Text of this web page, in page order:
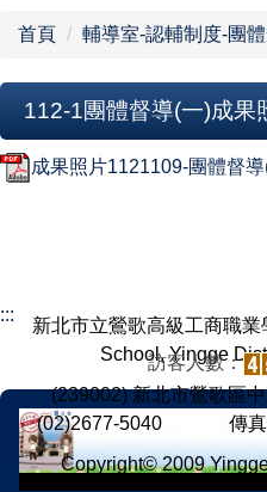
網站導覽
首頁 輔導室-認輔制度-團
112-1團體督導(一)成果
成果照片1121109-團體督
:::
訪客人數：
新北市立鶯歌高級工商職
School, Yingge
(239002) 新北市鶯歌區
(02)2677-5040
傳
Copyright© 2009